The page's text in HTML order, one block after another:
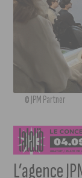
© JPM Partner
L’agence